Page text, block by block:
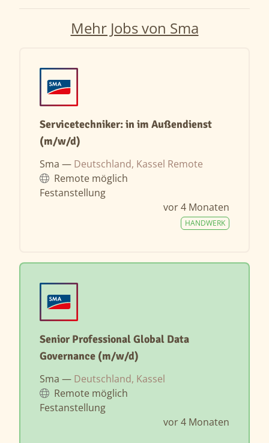
Mehr Jobs von Sma
Servicetechniker: in im Außendienst
(m/w/d)
Sma — Deutschland, Kassel Remote
Remote möglich
Festanstellung
vor 4 Monaten
HANDWERK
Senior Professional Global Data
Governance (m/w/d)
Sma — Deutschland, Kassel
Remote möglich
Festanstellung
vor 4 Monaten